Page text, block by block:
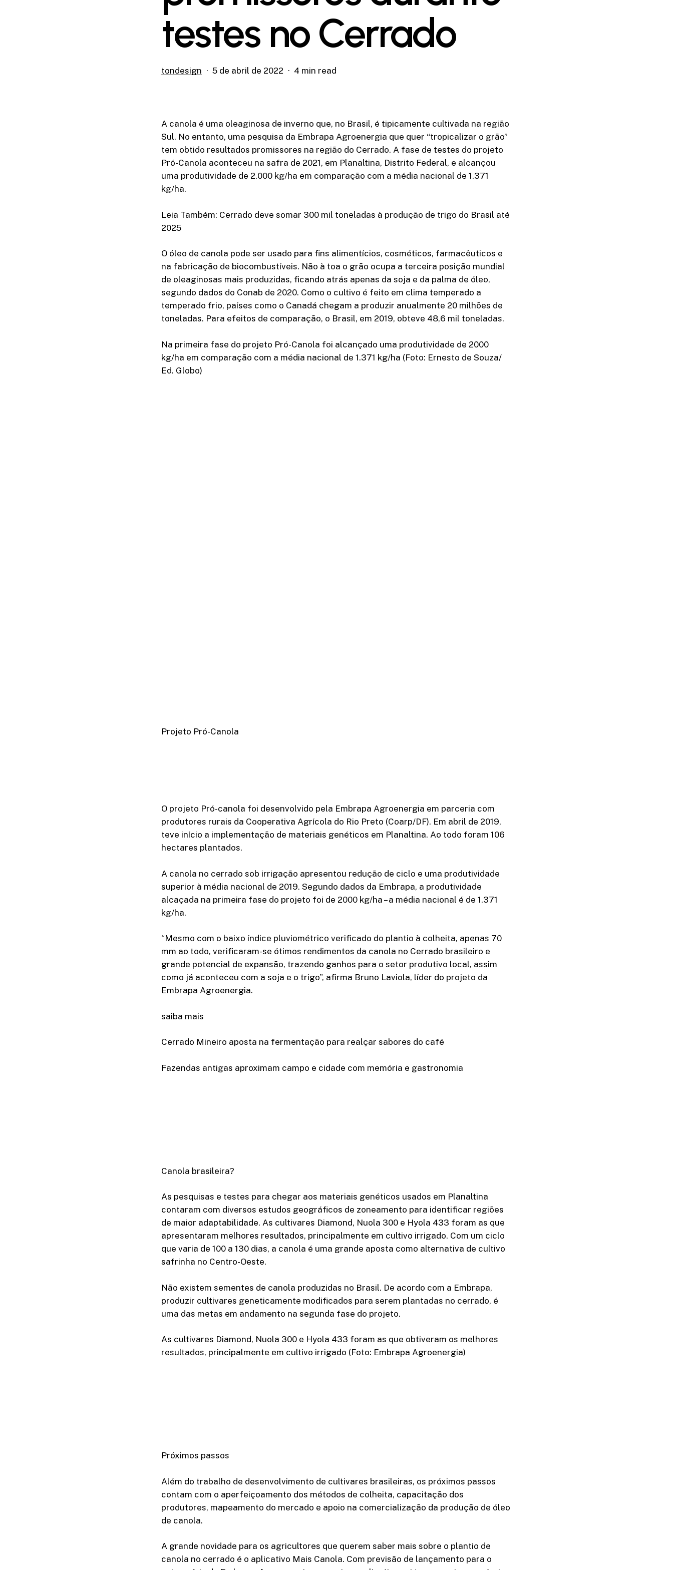
testes no Cerrado
tondesign 5 de abril de 2022 4 min read
A canola é uma oleaginosa de inverno que, no Brasil, é tipicamente cultivada na região
Sul. No entanto, uma pesquisa da Embrapa Agroenergia que quer “tropicalizar o grão”
tem obtido resultados promissores na região do Cerrado. A fase de testes do projeto
Pró-Canola aconteceu na safra de 2021, em Planaltina, Distrito Federal, e alcançou
uma produtividade de 2.000 kg/ha em comparação com a média nacional de 1.371
kg/ha.
Leia Também: Cerrado deve somar 300 mil toneladas à produção de trigo do Brasil até
2025
O óleo de canola pode ser usado para fins alimentícios, cosméticos, farmacêuticos e
na fabricação de biocombustíveis. Não à toa o grão ocupa a terceira posição mundial
de oleaginosas mais produzidas, ficando atrás apenas da soja e da palma de óleo,
segundo dados do Conab de 2020. Como o cultivo é feito em clima temperado a
temperado frio, países como o Canadá chegam a produzir anualmente 20 milhões de
toneladas. Para efeitos de comparação, o Brasil, em 2019, obteve 48,6 mil toneladas.
Na primeira fase do projeto Pró-Canola foi alcançado uma produtividade de 2000
kg/ha em comparação com a média nacional de 1.371 kg/ha (Foto: Ernesto de Souza/
Ed. Globo)
Projeto Pró-Canola
O projeto Pró-canola foi desenvolvido pela Embrapa Agroenergia em parceria com
produtores rurais da Cooperativa Agrícola do Rio Preto (Coarp/DF). Em abril de 2019,
teve início a implementação de materiais genéticos em Planaltina. Ao todo foram 106
hectares plantados.
A canola no cerrado sob irrigação apresentou redução de ciclo e uma produtividade
superior à média nacional de 2019. Segundo dados da Embrapa, a produtividade
alcaçada na primeira fase do projeto foi de 2000 kg/ha – a média nacional é de 1.371
kg/ha.
“Mesmo com o baixo índice pluviométrico verificado do plantio à colheita, apenas 70
mm ao todo, verificaram-se ótimos rendimentos da canola no Cerrado brasileiro e
grande potencial de expansão, trazendo ganhos para o setor produtivo local, assim
como já aconteceu com a soja e o trigo”, afirma Bruno Laviola, líder do projeto da
Embrapa Agroenergia.
saiba mais
Cerrado Mineiro aposta na fermentação para realçar sabores do café
Fazendas antigas aproximam campo e cidade com memória e gastronomia
Canola brasileira?
As pesquisas e testes para chegar aos materiais genéticos usados em Planaltina
contaram com diversos estudos geográficos de zoneamento para identificar regiões
de maior adaptabilidade. As cultivares Diamond, Nuola 300 e Hyola 433 foram as que
apresentaram melhores resultados, principalmente em cultivo irrigado. Com um ciclo
que varia de 100 a 130 dias, a canola é uma grande aposta como alternativa de cultivo
safrinha no Centro-Oeste.
Não existem sementes de canola produzidas no Brasil. De acordo com a Embrapa,
produzir cultivares geneticamente modificados para serem plantadas no cerrado, é
uma das metas em andamento na segunda fase do projeto.
As cultivares Diamond, Nuola 300 e Hyola 433 foram as que obtiveram os melhores
resultados, principalmente em cultivo irrigado (Foto: Embrapa Agroenergia)
Próximos passos
Além do trabalho de desenvolvimento de cultivares brasileiras, os próximos passos
contam com o aperfeiçoamento dos métodos de colheita, capacitação dos
produtores, mapeamento do mercado e apoio na comercialização da produção de óleo
de canola.
A grande novidade para os agricultores que querem saber mais sobre o plantio de
canola no cerrado é o aplicativo Mais Canola. Com previsão de lançamento para o